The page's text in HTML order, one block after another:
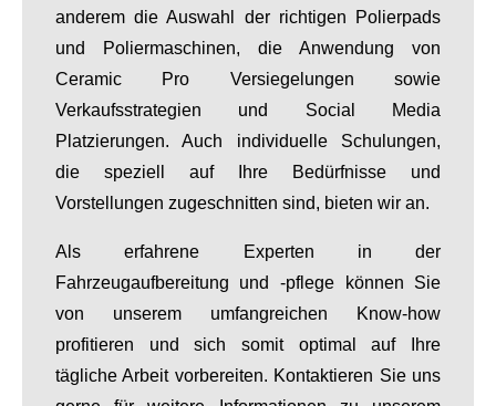
anderem die Auswahl der richtigen Polierpads
und Poliermaschinen, die Anwendung von
Ceramic Pro Versiegelungen sowie
Verkaufsstrategien und Social Media
Platzierungen. Auch individuelle Schulungen,
die speziell auf Ihre Bedürfnisse und
Vorstellungen zugeschnitten sind, bieten wir an.
Als erfahrene Experten in der
Fahrzeugaufbereitung und -pflege können Sie
von unserem umfangreichen Know-how
profitieren und sich somit optimal auf Ihre
tägliche Arbeit vorbereiten. Kontaktieren Sie uns